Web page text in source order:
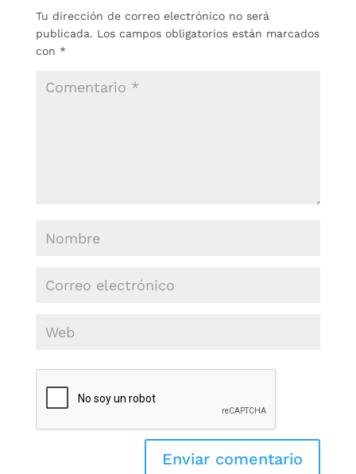
Tu dirección de correo electrónico no será
publicada. Los campos obligatorios están marcados
con *